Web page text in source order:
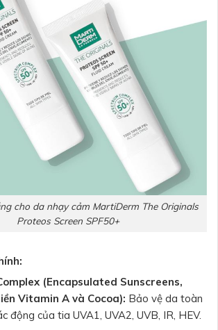
cho da nhạy cảm MartiDerm The Originals
Proteos Screen SPF50+
(Encapsulated Sunscreens,
Vitamin A và Cocoa): Bảo vệ da toàn
động của tia UVA1, UVA2, UVB, IR, HEV.